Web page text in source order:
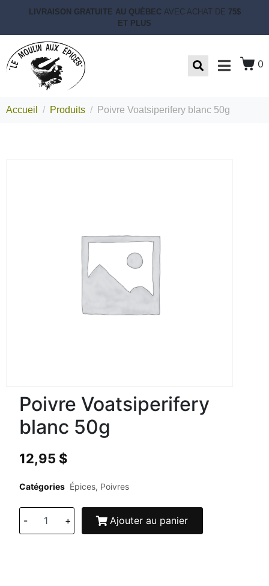
LIVRAISON GRATUITE AU QUÉBEC AVEC ACHAT DE 75$
ET PLUS
0
Accueil Produits Poivre Voatsiperifery blanc 50g
Poivre Voatsiperifery
blanc 50g
12,95 $
Catégories Épices, Poivres
- + Ajouter au panier